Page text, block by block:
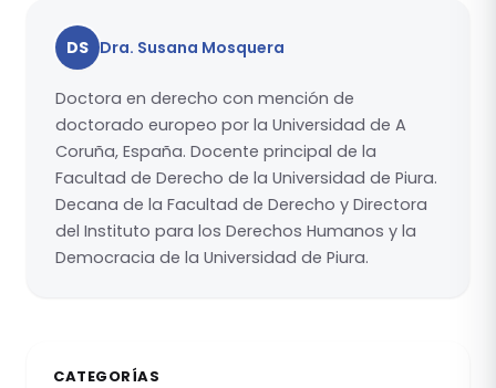
DS Dra. Susana Mosquera
Doctora en derecho con mención de
doctorado europeo por la Universidad de A
Coruña, España. Docente principal de la
Facultad de Derecho de la Universidad de Piura.
Decana de la Facultad de Derecho y Directora
del Instituto para los Derechos Humanos y la
Democracia de la Universidad de Piura.
CATEGORÍAS